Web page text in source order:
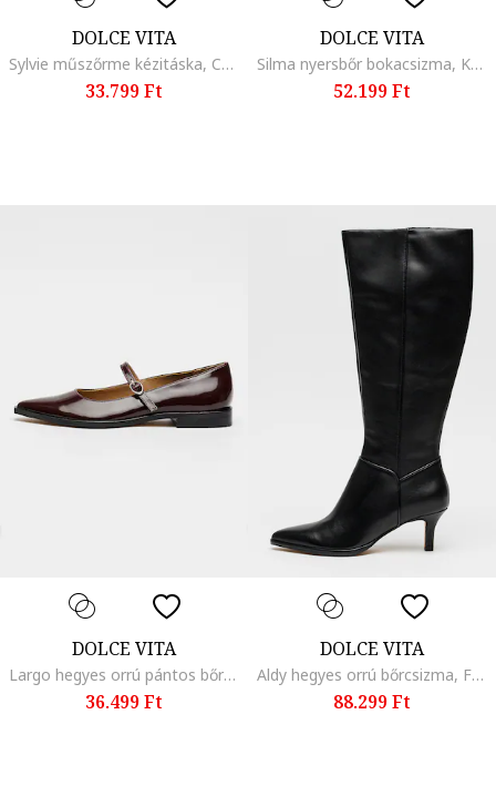
DOLCE VITA
Sylvie műszőrme kézitáska, Csontszín
33.799 Ft
DOLCE VITA
Silma nyersbőr bokacsizma, Koptatott fekete
52.199 Ft
DOLCE VITA
Largo hegyes orrú pántos bőrcipő, Bíborszín
36.499 Ft
DOLCE VITA
Aldy hegyes orrú bőrcsizma, Fekete
88.299 Ft